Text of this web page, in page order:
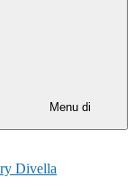
Menu di
Divella